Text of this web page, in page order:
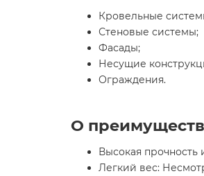
Кровельные
Стеновые системы;
Фасады;
Несущие
Ограждения.
О
Высокая прочность
Легкий вес: